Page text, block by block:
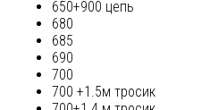
650+900 цепь
680
685
690
700
700 +1.5м тросик